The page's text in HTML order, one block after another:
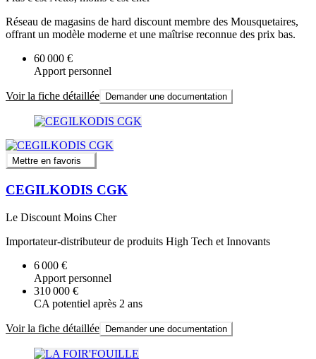
Réseau de magasins de hard discount membre des Mousquetaires,
offrant un modèle moderne et une maîtrise reconnue des prix bas.
60 000 €
Apport personnel
Voir la fiche détaillée Demander une documentation
Mettre en favoris
CEGILKODIS CGK
Le Discount Moins Cher
Importateur-distributeur de produits High Tech et Innovants
6 000 €
Apport personnel
310 000 €
CA potentiel après 2 ans
Voir la fiche détaillée Demander une documentation